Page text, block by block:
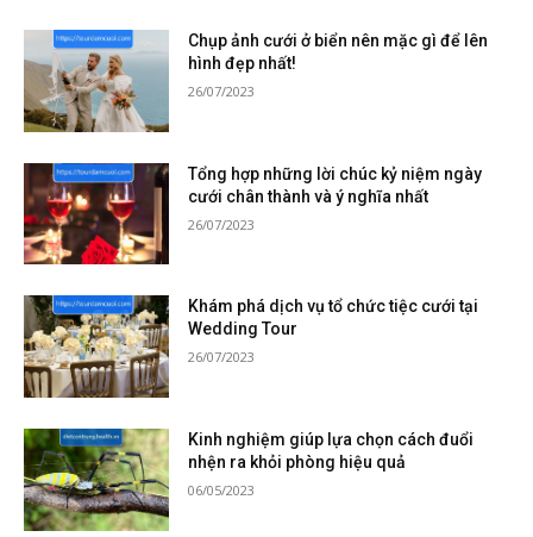
Chụp ảnh cưới ở biển nên mặc gì để lên
hình đẹp nhất!
26/07/2023
Tổng hợp những lời chúc kỷ niệm ngày
cưới chân thành và ý nghĩa nhất
26/07/2023
Khám phá dịch vụ tổ chức tiệc cưới tại
Wedding Tour
26/07/2023
Kinh nghiệm giúp lựa chọn cách đuổi
nhện ra khỏi phòng hiệu quả
06/05/2023